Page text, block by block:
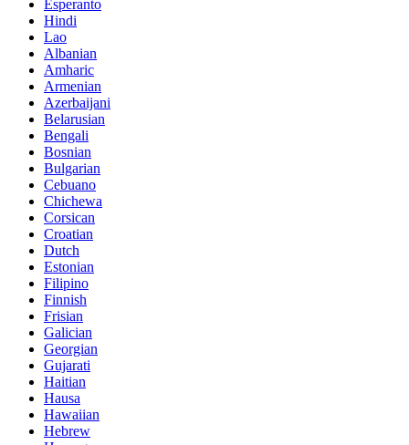
Esperanto
Hindi
Lao
Albanian
Amharic
Armenian
Azerbaijani
Belarusian
Bengali
Bosnian
Bulgarian
Cebuano
Chichewa
Corsican
Croatian
Dutch
Estonian
Filipino
Finnish
Frisian
Galician
Georgian
Gujarati
Haitian
Hausa
Hawaiian
Hebrew